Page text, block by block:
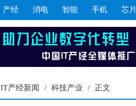
产经 消电 智能 手机 芯
产经新闻 / 科技产业 / 正文